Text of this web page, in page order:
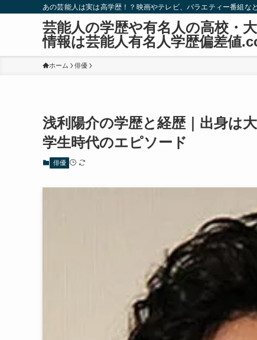
あの芸能人は実は高学歴！？映画やテレビ、バラエティー番組な
芸能人の学歴や有名人の高校・
情報は芸能人有名人学歴偏差値
ホーム 俳優
浅利陽介の学歴と経歴｜出身は
学生時代のエピソード
俳優